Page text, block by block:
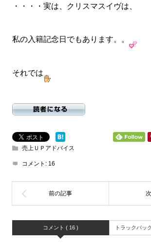
・・・・実は、クリスマスイヴは、
私の入籍記念日でもあります。。
それでは
売上ＵＰアドバイス
コメント: 16
コメント ( 16 ) トラックバッ